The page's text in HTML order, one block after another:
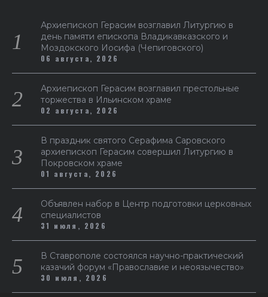
Архиепископ Герасим возглавил Литургию в
день памяти епископа Владикавказского и
Моздокского Иосифа (Чепиговского)
06 августа, 2026
Архиепископ Герасим возглавил престольные
торжества в Ильинском храме
02 августа, 2026
В праздник святого Серафима Саровского
архиепископ Герасим совершил Литургию в
Покровском храме
01 августа, 2026
Объявлен набор в Центр подготовки церковных
специалистов
31 июля, 2026
В Ставрополе состоялся научно-практический
казачий форум «Православие и неоязычество»
30 июля, 2026